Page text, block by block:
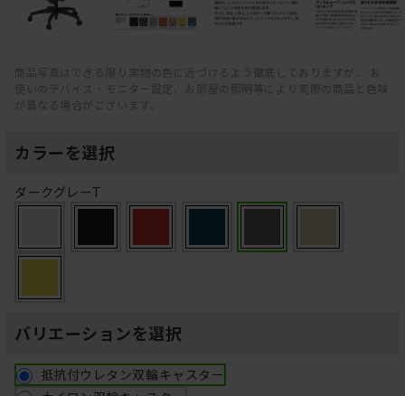
商品写真はできる限り実物の色に近づけるよう徹底しておりますが、 お
使いのデバイス・モニター設定、お部屋の照明等により実際の商品と色味
が異なる場合がございます。
カラーを選択
ダークグレーT
バリエーションを選択
抵抗付ウレタン双輪キャスター